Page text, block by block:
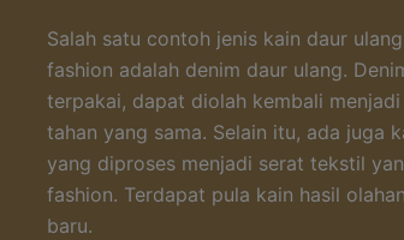
Salah satu contoh jenis kain daur
fashion adalah denim daur ulang.
terpakai, dapat diolah kembali
tahan yang sama. Selain itu, ada juga
yang diproses menjadi serat tekstil
fashion. Terdapat pula kain hasil
baru.